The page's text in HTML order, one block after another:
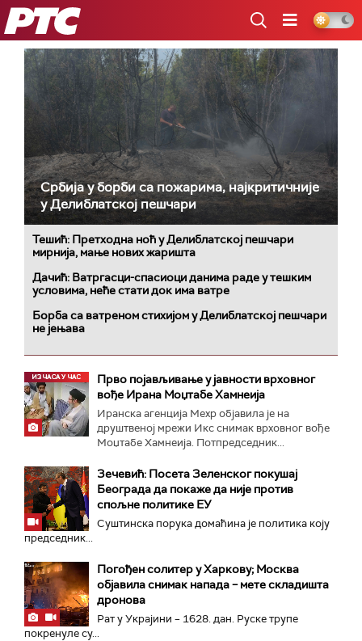
РТС
Србија у борби са пожарима, најкритичније
у Делиблатској пешчари
Тешић: Претходна ноћ у Делиблатској пешчари
мирнија, мање нових жаришта
Дачић: Ватргасци-спасиоци данима раде у тешким
условима, неће стати док има ватре
Борба са ватреном стихијом у Делиблатској пешчари
не јењава
Прво појављивање у јавности врховног
вође Ирана Моџтабe Хамнеија
Иранска агенција Мехр објавила је на
друштвеној мрежи Икс снимак врховног вође
Моџтабе Хамнеија. Потпредседник...
Зечевић: Посета Зеленског покушај
Београда да покаже да није против
спољне политике ЕУ
Суштинска порука домаћина је политика коју
председник...
Погођен солитер у Харкову; Москва
објавила снимак напада – мете складишта
дронова
Рат у Украјини – 1628. дан. Руске трупе
покренуле су...